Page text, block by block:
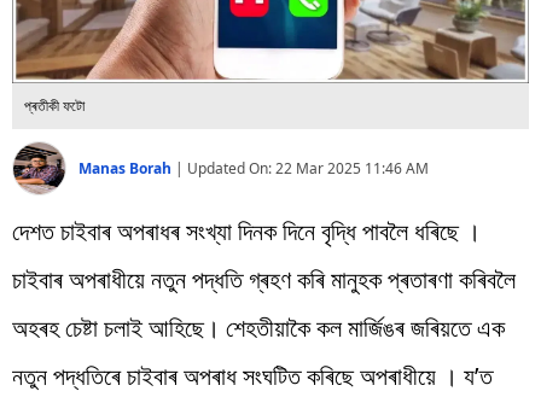
প্ৰতীকী ফটো
Manas Borah | Updated On:22 Mar 2025 11:46 AM
দেশত চাইবাৰ অপৰাধৰ সংখ্যা দিনক দিনে বৃদ্ধি পাবলৈ ধৰিছে ।
চাইবাৰ অপৰাধীয়ে নতুন পদ্ধতি গ্ৰহণ কৰি মানুহক প্ৰতাৰণা কৰিবলৈ
অহৰহ চেষ্টা চলাই আহিছে। শেহতীয়াকৈ কল মাৰ্জিঙৰ জৰিয়তে এক
নতুন পদ্ধতিৰে চাইবাৰ অপৰাধ সংঘটিত কৰিছে অপৰাধীয়ে । য’ত